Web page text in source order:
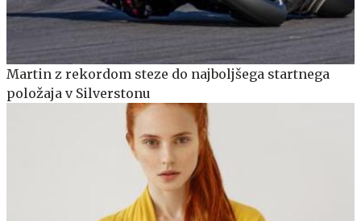
Martin z rekordom steze do najboljšega startnega
položaja v Silverstonu